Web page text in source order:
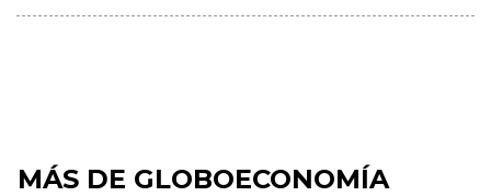
MÁS DE GLOBOECONOMÍA